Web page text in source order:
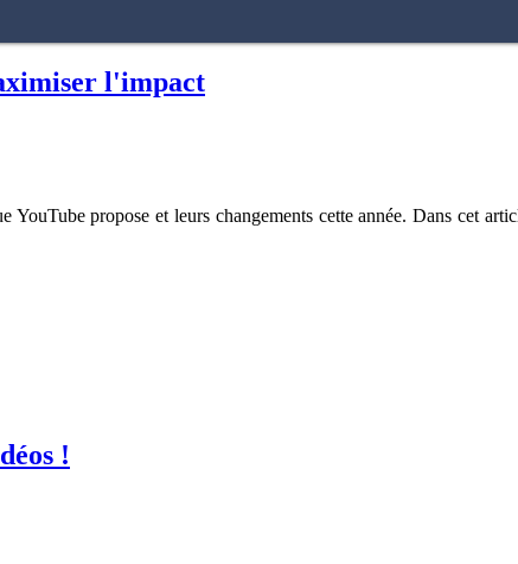
l'impact
propose et leurs changements cette année. Dans cet
!